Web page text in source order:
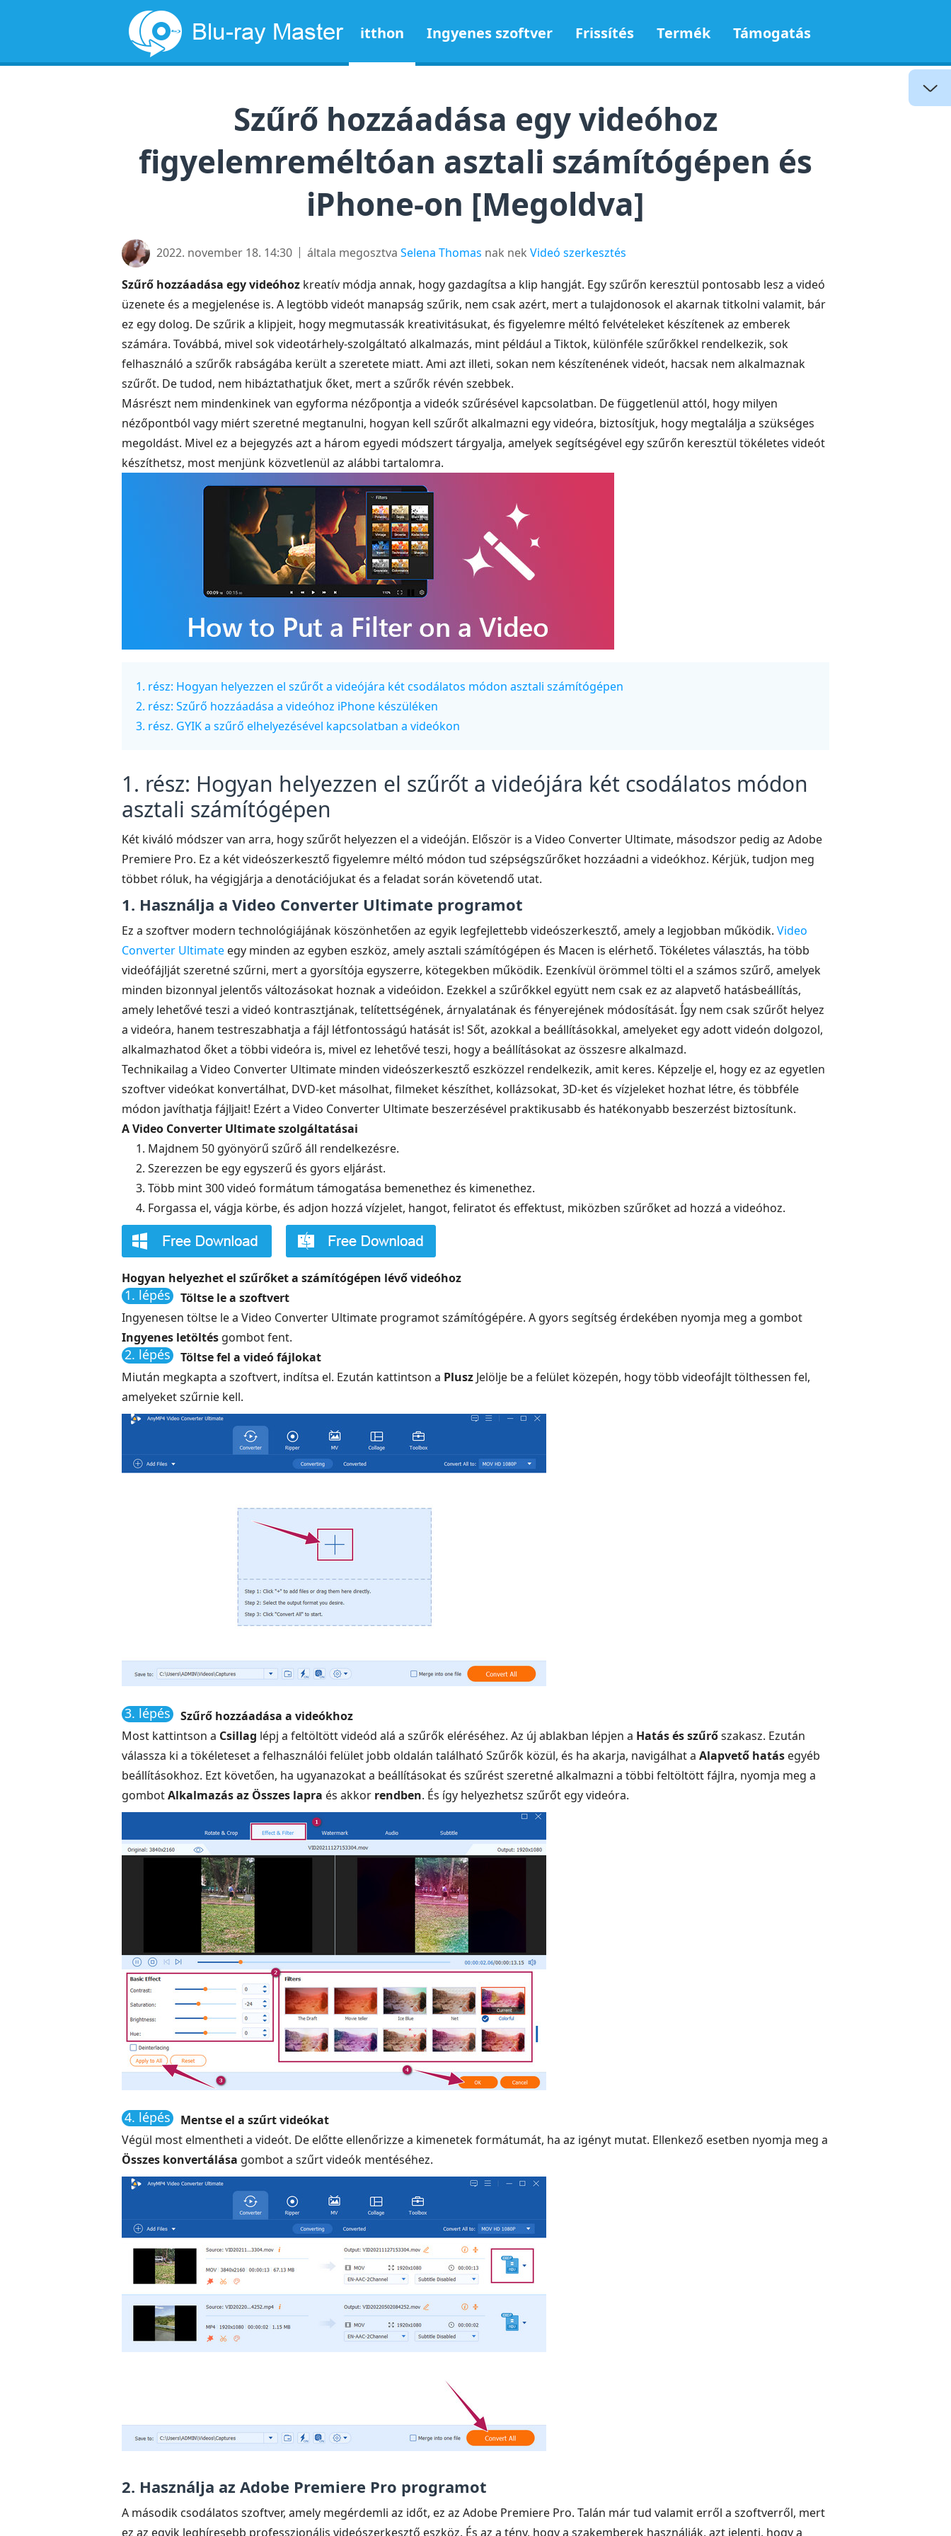
itthon Ingyenes szoftver Frissítés Termék Támogatás
Szűrő hozzáadása egy videóhoz
figyelemreméltóan asztali számítógépen és
iPhone-on [Megoldva]
2022. november 18. 14:30 általa megosztva Selena Thomas nak nek Videó szerkesztés
Szűrő hozzáadása egy videóhoz kreatív módja annak, hogy gazdagítsa a klip hangját. Egy szűrőn keresztül pontosabb lesz a videó
üzenete és a megjelenése is. A legtöbb videót manapság szűrik, nem csak azért, mert a tulajdonosok el akarnak titkolni valamit, bár
ez egy dolog. De szűrik a klipjeit, hogy megmutassák kreativitásukat, és figyelemre méltó felvételeket készítenek az emberek
számára. Továbbá, mivel sok videotárhely-szolgáltató alkalmazás, mint például a Tiktok, különféle szűrőkkel rendelkezik, sok
felhasználó a szűrők rabságába került a szeretete miatt. Ami azt illeti, sokan nem készítenének videót, hacsak nem alkalmaznak
szűrőt. De tudod, nem hibáztathatjuk őket, mert a szűrők révén szebbek.
Másrészt nem mindenkinek van egyforma nézőpontja a videók szűrésével kapcsolatban. De függetlenül attól, hogy milyen
nézőpontból vagy miért szeretné megtanulni, hogyan kell szűrőt alkalmazni egy videóra, biztosítjuk, hogy megtalálja a szükséges
megoldást. Mivel ez a bejegyzés azt a három egyedi módszert tárgyalja, amelyek segítségével egy szűrőn keresztül tökéletes videót
készíthetsz, most menjünk közvetlenül az alábbi tartalomra.
1. rész: Hogyan helyezzen el szűrőt a videójára két csodálatos módon asztali számítógépen
2. rész: Szűrő hozzáadása a videóhoz iPhone készüléken
3. rész. GYIK a szűrő elhelyezésével kapcsolatban a videókon
1. rész: Hogyan helyezzen el szűrőt a videójára két csodálatos módon
asztali számítógépen
Két kiváló módszer van arra, hogy szűrőt helyezzen el a videóján. Először is a Video Converter Ultimate, másodszor pedig az Adobe
Premiere Pro. Ez a két videószerkesztő figyelemre méltó módon tud szépségszűrőket hozzáadni a videókhoz. Kérjük, tudjon meg
többet róluk, ha végigjárja a denotációjukat és a feladat során követendő utat.
1. Használja a Video Converter Ultimate programot
Ez a szoftver modern technológiájának köszönhetően az egyik legfejlettebb videószerkesztő, amely a legjobban működik. Video
Converter Ultimate egy minden az egyben eszköz, amely asztali számítógépen és Macen is elérhető. Tökéletes választás, ha több
videófájlját szeretné szűrni, mert a gyorsítója egyszerre, kötegekben működik. Ezenkívül örömmel tölti el a számos szűrő, amelyek
minden bizonnyal jelentős változásokat hoznak a videóidon. Ezekkel a szűrőkkel együtt nem csak ez az alapvető hatásbeállítás,
amely lehetővé teszi a videó kontrasztjának, telítettségének, árnyalatának és fényerejének módosítását. Így nem csak szűrőt helyez
a videóra, hanem testreszabhatja a fájl létfontosságú hatását is! Sőt, azokkal a beállításokkal, amelyeket egy adott videón dolgozol,
alkalmazhatod őket a többi videóra is, mivel ez lehetővé teszi, hogy a beállításokat az összesre alkalmazd.
Technikailag a Video Converter Ultimate minden videószerkesztő eszközzel rendelkezik, amit keres. Képzelje el, hogy ez az egyetlen
szoftver videókat konvertálhat, DVD-ket másolhat, filmeket készíthet, kollázsokat, 3D-ket és vízjeleket hozhat létre, és többféle
módon javíthatja fájljait! Ezért a Video Converter Ultimate beszerzésével praktikusabb és hatékonyabb beszerzést biztosítunk.
A Video Converter Ultimate szolgáltatásai
1. Majdnem 50 gyönyörű szűrő áll rendelkezésre.
2. Szerezzen be egy egyszerű és gyors eljárást.
3. Több mint 300 videó formátum támogatása bemenethez és kimenethez.
4. Forgassa el, vágja körbe, és adjon hozzá vízjelet, hangot, feliratot és effektust, miközben szűrőket ad hozzá a videóhoz.
Hogyan helyezhet el szűrőket a számítógépen lévő videóhoz
1. lépés
Töltse le a szoftvert
Ingyenesen töltse le a Video Converter Ultimate programot számítógépére. A gyors segítség érdekében nyomja meg a gombot
Ingyenes letöltés gombot fent.
2. lépés
Töltse fel a videó fájlokat
Miután megkapta a szoftvert, indítsa el. Ezután kattintson a Plusz Jelölje be a felület közepén, hogy több videofájlt tölthessen fel,
amelyeket szűrnie kell.
3. lépés
Szűrő hozzáadása a videókhoz
Most kattintson a Csillag lépj a feltöltött videód alá a szűrők eléréséhez. Az új ablakban lépjen a Hatás és szűrőszakasz. Ezután
válassza ki a tökéleteset a felhasználói felület jobb oldalán található Szűrők közül, és ha akarja, navigálhat a Alapvető hatás egyéb
beállításokhoz. Ezt követően, ha ugyanazokat a beállításokat és szűrést szeretné alkalmazni a többi feltöltött fájlra, nyomja meg a
gombotAlkalmazás az Összes lapra és akkor rendben. És így helyezhetsz szűrőt egy videóra.
4. lépés
Mentse el a szűrt videókat
Végül most elmentheti a videót. De előtte ellenőrizze a kimenetek formátumát, ha az igényt mutat. Ellenkező esetben nyomja meg a
Összes konvertálása gombot a szűrt videók mentéséhez.
2. Használja az Adobe Premiere Pro programot
A második csodálatos szoftver, amely megérdemli az időt, ez az Adobe Premiere Pro. Talán már tud valamit erről a szoftverről, mert
ez az egyik leghíresebb professzionális videószerkesztő eszköz. És az a tény, hogy a szakemberek használják, azt jelenti, hogy a